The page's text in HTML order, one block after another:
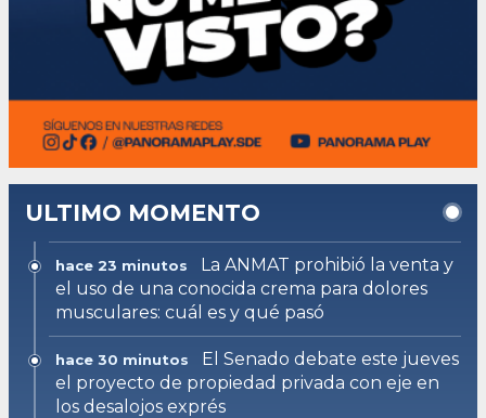
ULTIMO MOMENTO
hace 23 minutos
La ANMAT prohibió la venta y
el uso de una conocida crema para dolores
musculares: cuál es y qué pasó
hace 30 minutos
El Senado debate este jueves
el proyecto de propiedad privada con eje en
los desalojos exprés